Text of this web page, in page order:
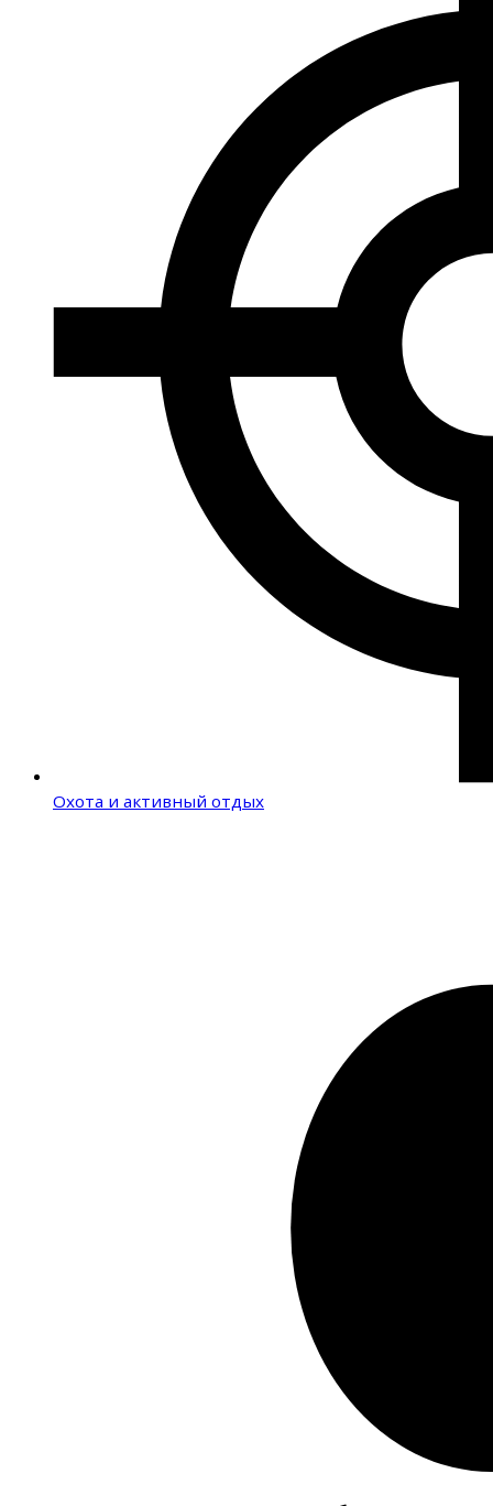
Охота и активный отдых